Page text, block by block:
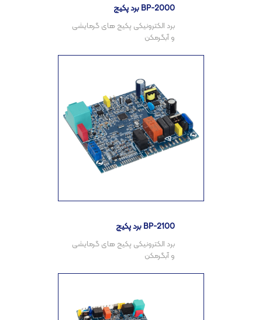
برد پکیج BP-2000
برد الکترونیکی پکیج های گرمایشی
برد پکیج BP-2100
برد الکترونیکی پکیج های گرمایشی